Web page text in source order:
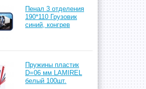
Пенал 3 отделения
190*110 Грузовик
синий, конгрев
Пружины пластик
D=06 мм LAMIREL
белый 100шт.